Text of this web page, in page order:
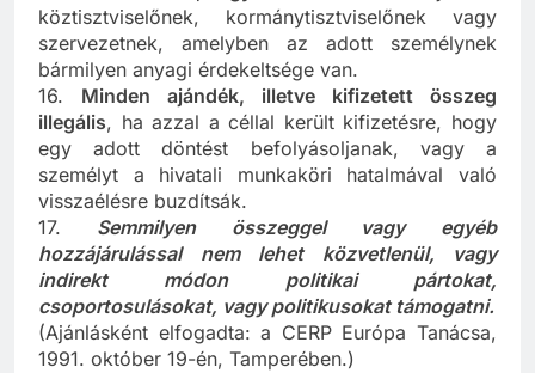
köztisztviselőnek, kormánytisztviselőnek vagy
szervezetnek, amelyben az adott személynek
bármilyen anyagi érdekeltsége van.
16. Minden ajándék, illetve kifizetett összeg
illegális, ha azzal a céllal került kifizetésre, hogy
egy adott döntést befolyásoljanak, vagy a
személyt a hivatali munkaköri hatalmával való
visszaélésre buzdítsák.
17. Semmilyen összeggel vagy egyéb
hozzájárulással nem lehet közvetlenül, vagy
indirekt módon politikai pártokat,
csoportosulásokat, vagy politikusokat támogatni.
(Ajánlásként elfogadta: a CERP Európa Tanácsa,
1991. október 19-én, Tamperében.)